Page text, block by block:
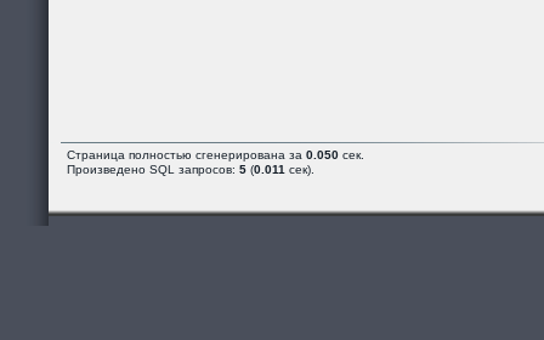
Страница полностью сгенерирована за 0.050 сек.
Произведено SQL запросов: 5 (0.011 сек).